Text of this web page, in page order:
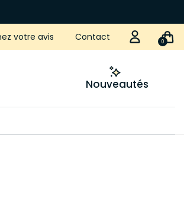
votre avis Contact 0
Nouveautés